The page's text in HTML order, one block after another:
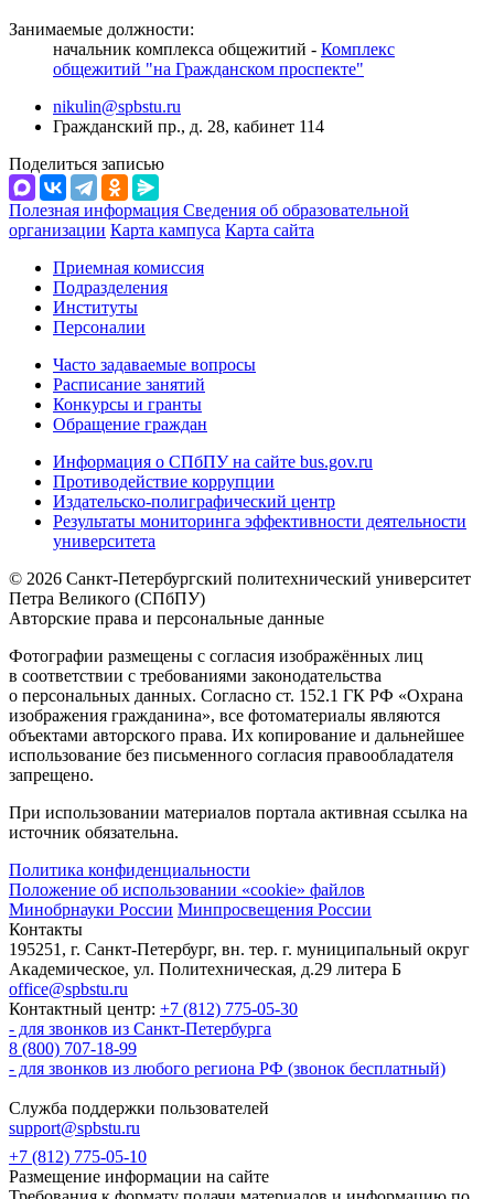
Занимаемые должности:
начальник комплекса общежитий - Комплекс
общежитий "на Гражданском проспекте"
nikulin@spbstu.ru
Гражданский пр., д. 28, кабинет 114
Поделиться записью
Полезная информация Сведения об образовательной
организации Карта кампуса Карта сайта
Приемная комиссия
Подразделения
Институты
Персоналии
Часто задаваемые вопросы
Расписание занятий
Конкурсы и гранты
Обращение граждан
Информация о СПбПУ на сайте bus.gov.ru
Противодействие коррупции
Издательско-полиграфический центр
Результаты мониторинга эффективности деятельности
университета
© 2026 Санкт-Петербургский политехнический университет
Петра Великого (СПбПУ)
Авторские права и персональные данные
Фотографии размещены с согласия изображённых лиц
в соответствии с требованиями законодательства
о персональных данных. Согласно ст. 152.1 ГК РФ «Охрана
изображения гражданина», все фотоматериалы являются
объектами авторского права. Их копирование и дальнейшее
использование без письменного согласия правообладателя
запрещено.
При использовании материалов портала активная ссылка на
источник обязательна.
Политика конфиденциальности
Положение об использовании «cookie» файлов
Минобрнауки России Минпросвещения России
Контакты
195251, г. Санкт-Петербург, вн. тер. г. муниципальный округ
Академическое, ул. Политехническая, д.29 литера Б
office@spbstu.ru
Контактный центр: +7 (812) 775-05-30
- для звонков из Санкт-Петербурга
8 (800) 707-18-99
- для звонков из любого региона РФ (звонок бесплатный)
Служба поддержки пользователей
support@spbstu.ru
+7 (812) 775-05-10
Размещение информации на сайте